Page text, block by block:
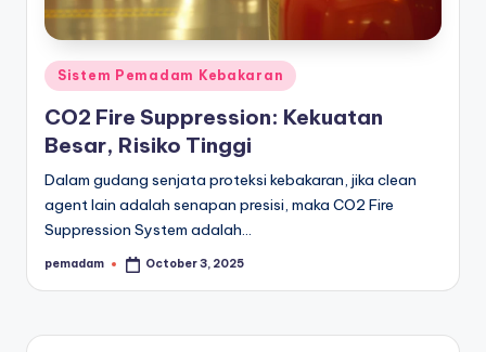
Posted
in
Sistem Pemadam Kebakaran
CO2 Fire Suppression: Kekuatan
Besar, Risiko Tinggi
Dalam gudang senjata proteksi kebakaran, jika clean
agent lain adalah senapan presisi, maka CO2 Fire
Suppression System adalah…
Posted
pemadam October 3, 2025